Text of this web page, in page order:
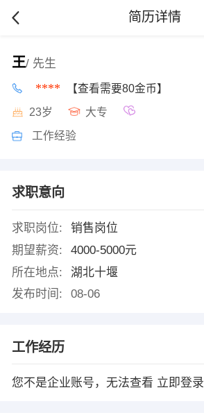
简历详情
王/ 先生
**** 【查看需要80金币】
23岁 大专
工作经验
求职意向
求职岗位:
销售岗位
期望薪资:
4000-5000元
所在地点:
湖北十堰
发布时间:
08-06
工作经历
您不是企业账号，无法查看 立即登录